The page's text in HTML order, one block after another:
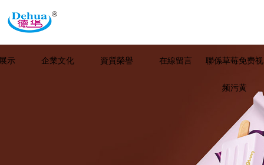
示 企業文化 資質榮譽 在線留言 聯係草莓免费视
频污黄